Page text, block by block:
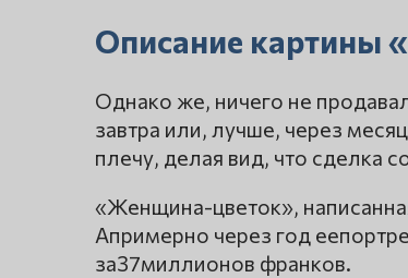
Описание картины
Однако же, ничего не
завтра или, лучше, через
плечу, делая вид, что сделка
«Женщина-цветок»,
Апримерно через год
за37миллионов франков.